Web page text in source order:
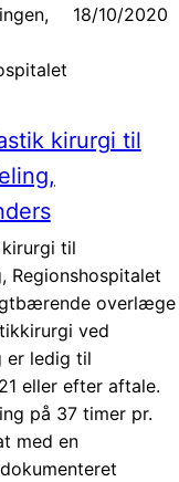
18/10/2020
kirurgi til
til
overlæge
ved
er ledig til
eller efter aftale.
på 37 timer pr.
med en